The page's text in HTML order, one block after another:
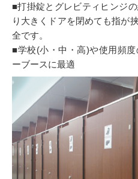
■打掛錠とグレビティヒンジ
り大きくドアを閉めても指が
全です。
■学校(小・中・高)や使用頻
ーブースに最適